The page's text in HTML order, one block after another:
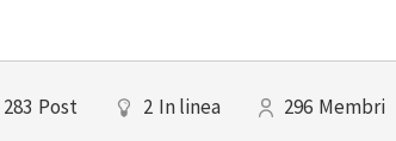
283 Post 2 In linea 296 Membri